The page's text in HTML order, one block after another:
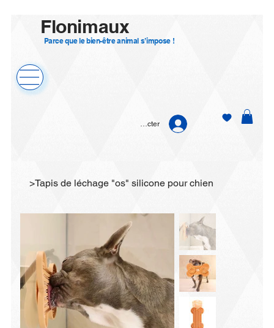
Flonimaux
Parce que le bien-être animal s’impose !
Se connecter
>Tapis de léchage "os" silicone pour chien